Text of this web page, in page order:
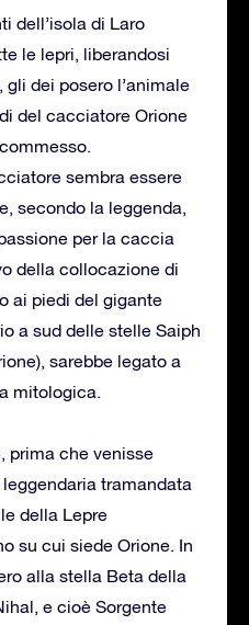
dell’isola di Laro
le lepri, liberandosi
dei posero l’animale
del cacciatore Orione
sembra essere
secondo la leggenda,
per la caccia
della collocazione di
ai piedi del gigante
a sud delle stelle Saiph
sarebbe legato a
mitologica.
prima che venisse
tramandata
della Lepre
su cui siede Orione. In
alla stella Beta della
e cioè Sorgente